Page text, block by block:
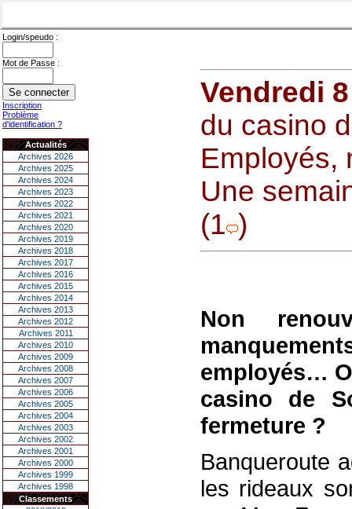
Login/speudo :
Mot de Passe :
Inscription
Problème
d'identification ?
Actualités
Archives 2026
Archives 2025
Archives 2024
Archives 2023
Archives 2022
Archives 2021
Archives 2020
Archives 2019
Archives 2018
Archives 2017
Archives 2016
Archives 2015
Archives 2014
Archives 2013
Archives 2012
Archives 2011
Archives 2010
Archives 2009
Archives 2008
Archives 2007
Archives 2006
Archives 2005
Archives 2004
Archives 2003
Archives 2002
Archives 2001
Archives 2000
Archives 1999
Archives 1998
Classements
Vendredi
du casino
Une
(1 )
Non
employés…
casino de
fermeture ?
Banqueroute
les rideaux